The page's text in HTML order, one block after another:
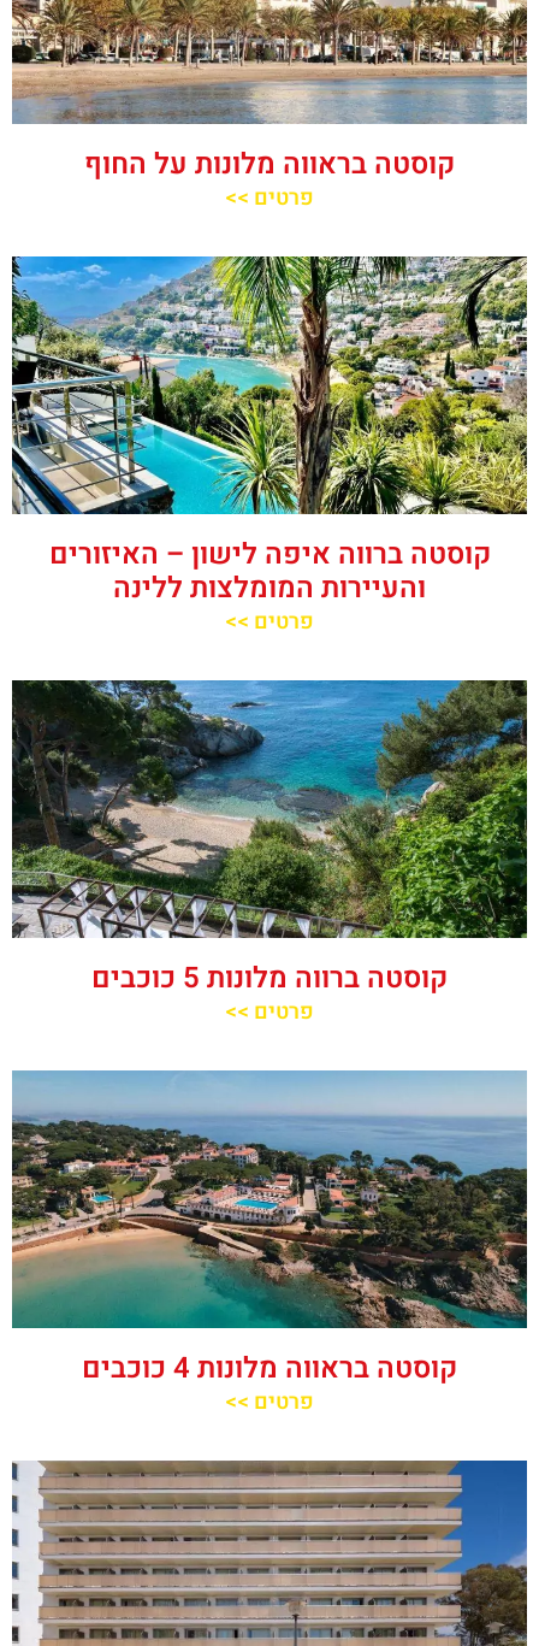
קוסטה בראווה מלונות על החוף
פרטים >>
קוסטה ברווה איפה לישון – האיזורים
והעיירות המומלצות ללינה
פרטים >>
קוסטה ברווה מלונות 5 כוכבים
פרטים >>
קוסטה בראווה מלונות 4 כוכבים
פרטים >>